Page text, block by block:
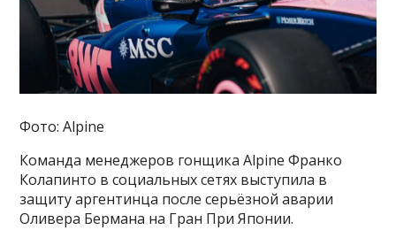
Фото: Alpine
Команда менеджеров гонщика Alpine Франко
Колапинто в социальных сетях выступила в
защиту аргентинца после серьёзной аварии
Оливера Бермана на Гран При Японии.